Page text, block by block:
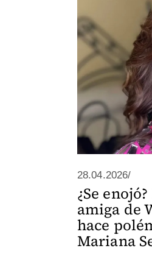
28.04.2026/
¿Se
amiga de
hace
Mariana